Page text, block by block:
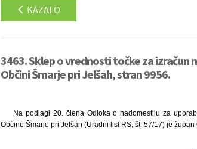
KAZALO
3463. Sklep o vrednosti točke za
Občini Šmarje pri Jelšah, stran 9956.
Na podlagi 20. člena Odloka o nadomestilu za
Občine Šmarje pri Jelšah (Uradni list RS, št. 57/17) je